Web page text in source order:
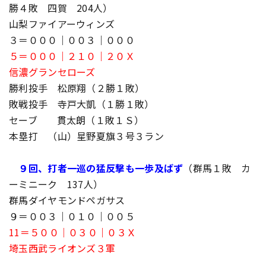
勝４敗 四賀 204人）
山梨ファイアーウィンズ
３＝０００｜００３｜０００
５＝０００｜２１０｜２０Ｘ
信濃グランセローズ
勝利投手 松原翔（２勝１敗）
敗戦投手 寺戸大凱（１勝１敗）
セーブ 貫太朗（１敗１Ｓ）
本塁打 （山）星野夏旗３号３ラン
９回、打者一巡の猛反撃も一歩及ばず （群馬１敗 カ
ーミニーク 137人）
群馬ダイヤモンドペガサス
９＝００３｜０１０｜００５
11＝５００｜０３０｜０３Ｘ
埼玉西武ライオンズ３軍